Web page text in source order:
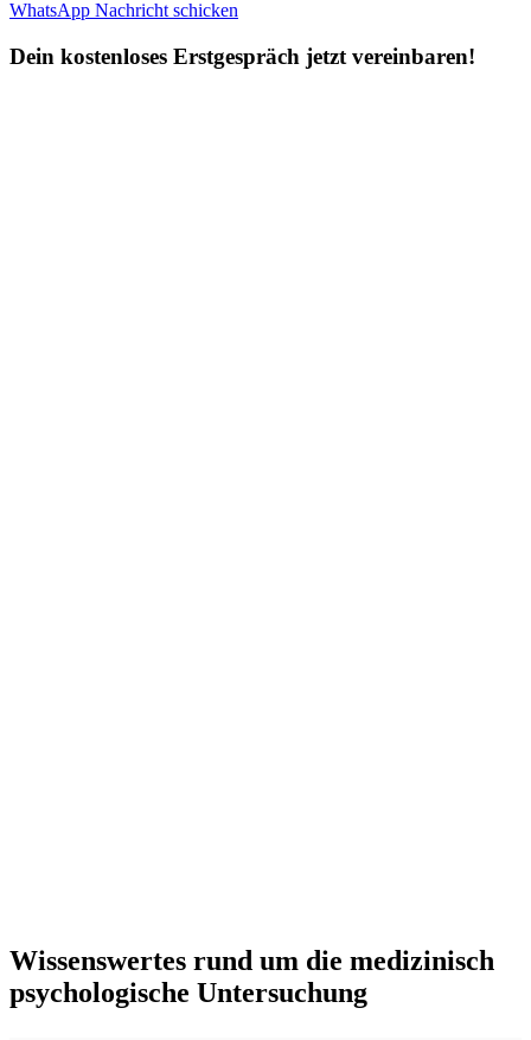
WhatsApp Nachricht schicken
Dein kostenloses Erstgespräch jetzt vereinbaren!
Wissenswertes rund um die medizinisch
psychologische Untersuchung